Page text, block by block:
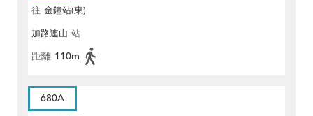
往 金鐘站(東)
加路連山 站
距離 110m
680A